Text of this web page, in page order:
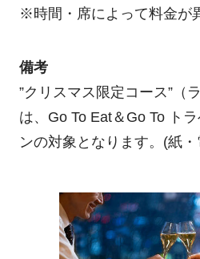
※時間・席によって料金が
備考
”クリスマス限定コース”（
は、Go To Eat＆Go To ト
ンの対象となります。(紙